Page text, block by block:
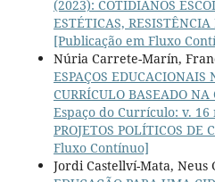
(2023): COTIDIANOS
ESTÉTICAS,
[Publicação em Fluxo
Núria Carrete-Marín,
ESPAÇOS EDUCACIONAIS
CURRÍCULO BASEADO NA
Espaço do Currículo: v. 16
PROJETOS POLÍTICOS
Fluxo Contínuo]
Jordi Castellví-Mata, Neus